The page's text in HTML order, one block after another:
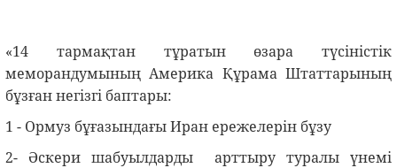
«14 тармақтан тұратын өзара түсіністік
меморандумының Америка Құрама Штаттарының
бұзған негізгі баптары:
1 - Ормуз бұғазындағы Иран ережелерін бұзу
2- Әскери шабуылдарды арттыру туралы үнемі